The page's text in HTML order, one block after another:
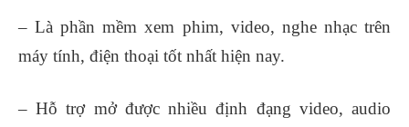
– Là phần mềm xem phim, video, nghe nhạc trên
máy tính, điện thoại tốt nhất hiện nay.
– Hỗ trợ mở được nhiều định đạng video, audio